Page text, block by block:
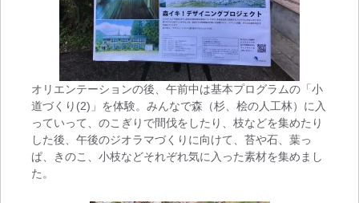
オリエンテーションの後、午前中は基本プログラムの「小
道づくり(2)」を体験。みんなで森（杉、桧の人工林）に入
っていって、のこぎりで間伐をしたり、枝などを集めたり
した後、午後のジオラマづくりに向けて、苔や石、葉っ
ぱ、きのこ、小枝などそれぞれ気に入った素材を集めまし
た。